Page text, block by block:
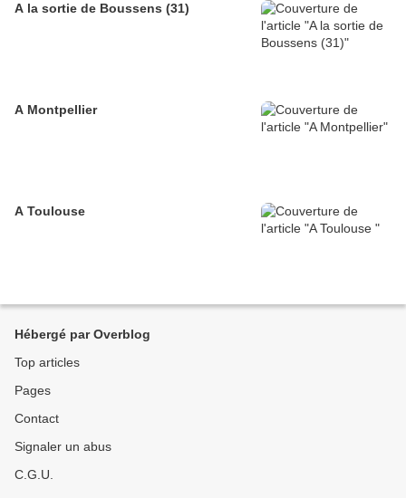
A la sortie de Boussens (31)
A Montpellier
A Toulouse
Hébergé par Overblog
Top articles
Pages
Contact
Signaler un abus
C.G.U.